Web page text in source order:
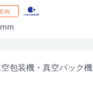
包装機・真空パック機